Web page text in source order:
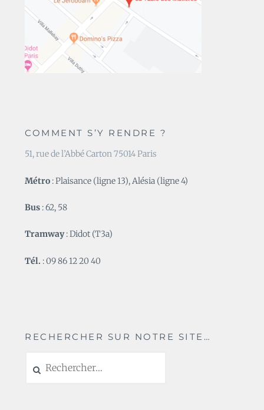
COMMENT S’Y RENDRE ?
51, rue de l’Abbé Carton 75014 Paris
Métro : Plaisance (ligne 13), Alésia (ligne 4)
Bus : 62, 58
Tramway: Didot (T3a)
Tél. : 09 86 12 20 40
RECHERCHER SUR NOTRE SITE…